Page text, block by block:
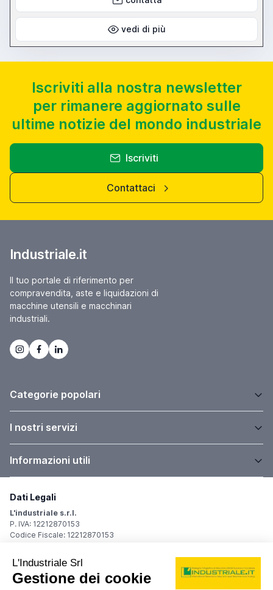
vedi di più
Iscriviti alla nostra newsletter
per rimanere aggiornato sulle
ultime notizie del mondo industriale
Iscriviti
Contattaci
Industriale.it
Il tuo portale di riferimento per
compravendita, aste e liquidazioni di
macchine utensili e macchinari
industriali.
Categorie popolari
I nostri servizi
Informazioni utili
Dati Legali
L'industriale s.r.l.
P. IVA: 12212870153
Codice Fiscale: 12212870153
Sede Legale
Via Carlo Dolci, 32
20148 Milano (MI)